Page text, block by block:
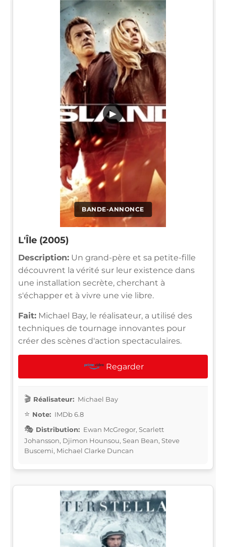
BANDE-ANNONCE
▶
L'Île (2005)
Description: Un grand-père et sa petite-fille
découvrent la vérité sur leur existence dans
une installation secrète, cherchant à
s'échapper et à vivre une vie libre.
Fait: Michael Bay, le réalisateur, a utilisé des
techniques de tournage innovantes pour
créer des scènes d'action spectaculaires.
Regarder
Réalisateur: Michael Bay
Note: IMDb 6.8
Distribution: Ewan McGregor, Scarlett
Johansson, Djimon Hounsou, Sean Bean, Steve
Buscemi, Michael Clarke Duncan